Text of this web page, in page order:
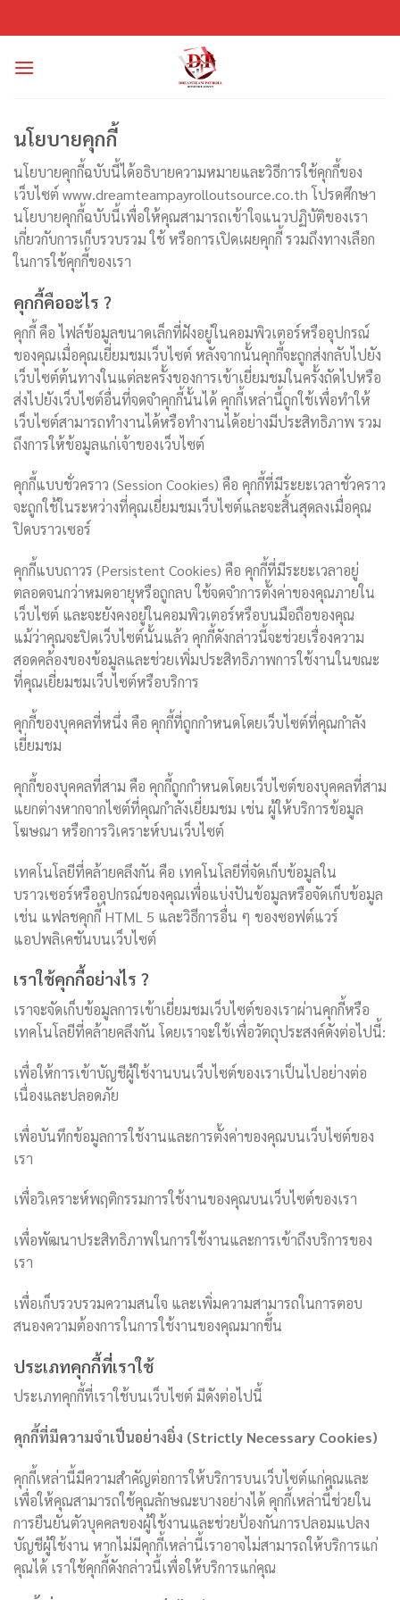
to
นโยบายคุกกี้
นโยบายคุกกี้ฉบับนี้ได้อธิบายความหมายและวิธีการใช้คุกกี้ของ
เว็บไซต์ www.dreamteampayrolloutsource.co.th โปรดศึกษา
นโยบายคุกกี้ฉบับนี้เพื่อให้คุณสามารถเข้าใจแนวปฏิบัติของเรา
เกี่ยวกับการเก็บรวบรวม ใช้ หรือการเปิดเผยคุกกี้ รวมถึงทางเลือก
ในการใช้คุกกี้ของเรา
คุกกี้คืออะไร ?
คุกกี้ คือ ไฟล์ข้อมูลขนาดเล็กที่ฝังอยู่ในคอมพิวเตอร์หรืออุปกรณ์
ของคุณเมื่อคุณเยี่ยมชมเว็บไซต์ หลังจากนั้นคุกกี้จะถูกส่งกลับไปยัง
เว็บไซต์ต้นทางในแต่ละครั้งของการเข้าเยี่ยมชมในครั้งถัดไปหรือ
ส่งไปยังเว็บไซต์อื่นที่จดจำคุกกี้นั้นได้ คุกกี้เหล่านี้ถูกใช้เพื่อทำให้
เว็บไซต์สามารถทำงานได้หรือทำงานได้อย่างมีประสิทธิภาพ รวม
ถึงการให้ข้อมูลแก่เจ้าของเว็บไซต์
คุกกี้แบบชั่วคราว (Session Cookies) คือ คุกกี้ที่มีระยะเวลาชั่วคราว
จะถูกใช้ในระหว่างที่คุณเยี่ยมชมเว็บไซต์และจะสิ้นสุดลงเมื่อคุณ
ปิดบราวเซอร์
คุกกี้แบบถาวร (Persistent Cookies) คือ คุกกี้ที่มีระยะเวลาอยู่
ตลอดจนกว่าหมดอายุหรือถูกลบ ใช้จดจำการตั้งค่าของคุณภายใน
เว็บไซต์ และจะยังคงอยู่ในคอมพิวเตอร์หรือบนมือถือของคุณ
แม้ว่าคุณจะปิดเว็บไซต์นั้นแล้ว คุกกี้ดังกล่าวนี้จะช่วยเรื่องความ
สอดคล้องของข้อมูลและช่วยเพิ่มประสิทธิภาพการใช้งานในขณะ
ที่คุณเยี่ยมชมเว็บไซต์หรือบริการ
คุกกี้ของบุคคลที่หนึ่ง คือ คุกกี้ที่ถูกกำหนดโดยเว็บไซต์ที่คุณกำลัง
เยี่ยมชม
คุกกี้ของบุคคลที่สาม คือ คุกกี้ถูกกำหนดโดยเว็บไซต์ของบุคคลที่สาม
แยกต่างหากจากไซต์ที่คุณกำลังเยี่ยมชม เช่น ผู้ให้บริการข้อมูล
โฆษณา หรือการวิเคราะห์บนเว็บไซต์
เทคโนโลยีที่คล้ายคลึงกัน คือ เทคโนโลยีที่จัดเก็บข้อมูลใน
บราวเซอร์หรืออุปกรณ์ของคุณเพื่อแบ่งปันข้อมูลหรือจัดเก็บข้อมูล
เช่น แฟลชคุกกี้ HTML 5 และวิธีการอื่น ๆ ของซอฟต์แวร์
แอปพลิเคชันบนเว็บไซต์
เราใช้คุกกี้อย่างไร ?
เราจะจัดเก็บข้อมูลการเข้าเยี่ยมชมเว็บไซต์ของเราผ่านคุกกี้หรือ
เทคโนโลยีที่คล้ายคลึงกัน โดยเราจะใช้เพื่อวัตถุประสงค์ดังต่อไปนี้:
เพื่อให้การเข้าบัญชีผู้ใช้งานบนเว็บไซต์ของเราเป็นไปอย่างต่อ
เนื่องและปลอดภัย
เพื่อบันทึกข้อมูลการใช้งานและการตั้งค่าของคุณบนเว็บไซต์ของ
เรา
เพื่อวิเคราะห์พฤติกรรมการใช้งานของคุณบนเว็บไซต์ของเรา
เพื่อพัฒนาประสิทธิภาพในการใช้งานและการเข้าถึงบริการของ
เรา
เพื่อเก็บรวบรวมความสนใจ และเพิ่มความสามารถในการตอบ
สนองความต้องการในการใช้งานของคุณมากขึ้น
ประเภทคุกกี้ที่เราใช้
ประเภทคุกกี้ที่เราใช้บนเว็บไซต์ มีดังต่อไปนี้
คุกกี้ที่มีความจำเป็นอย่างยิ่ง (Strictly Necessary Cookies)
คุกกี้เหล่านี้มีความสำคัญต่อการให้บริการบนเว็บไซต์แก่คุณและ
เพื่อให้คุณสามารถใช้คุณลักษณะบางอย่างได้ คุกกี้เหล่านี้ช่วยใน
การยืนยันตัวบุคคลของผู้ใช้งานและช่วยป้องกันการปลอมแปลง
บัญชีผู้ใช้งาน หากไม่มีคุกกี้เหล่านี้เราอาจไม่สามารถให้บริการแก่
คุณได้ เราใช้คุกกี้ดังกล่าวนี้เพื่อให้บริการแก่คุณ